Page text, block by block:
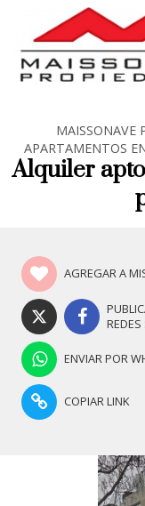
MAISSONAVE
APARTAMENTOS
Alquiler
AGREGAR A
REDES
ENVIAR POR
COPIAR LINK